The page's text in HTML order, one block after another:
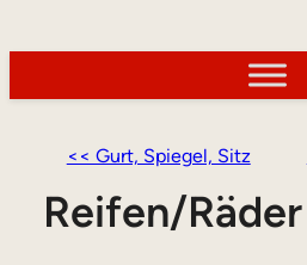
<< Gurt, Spiegel, Sitz
Reifen/Räder